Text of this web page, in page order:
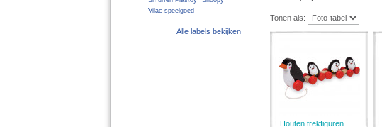
Tonen als:
Houten trekfiguren
Vilac speelgoed
Alle labels bekijken